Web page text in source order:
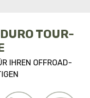
TOUR-
IHREN OFFROAD-